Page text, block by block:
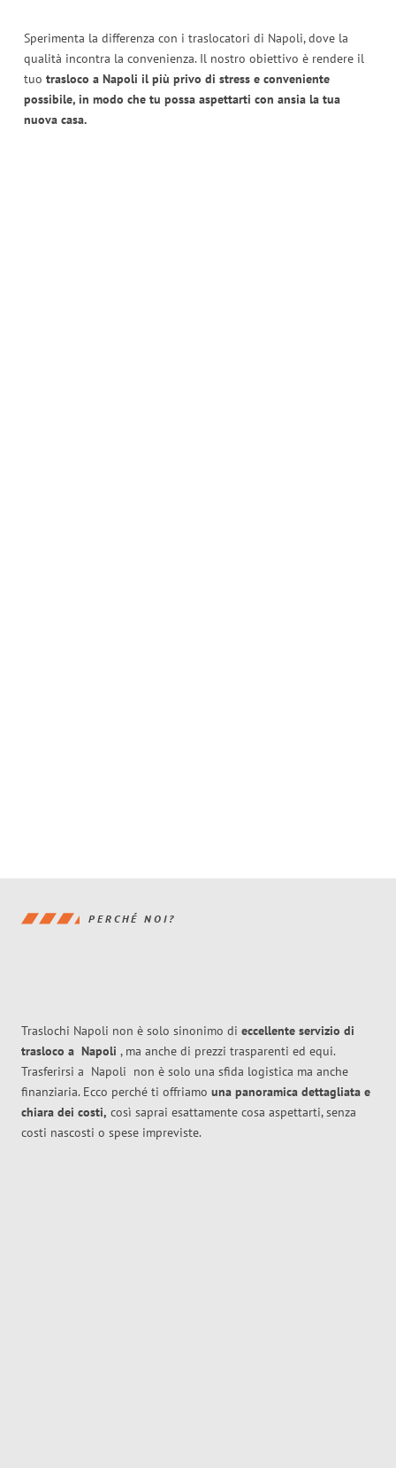
Sperimenta la differenza con i traslocatori di Napoli, dove la
qualità incontra la convenienza. Il nostro obiettivo è rendere il
tuo trasloco a Napoli il più privo di stress e conveniente
possibile, in modo che tu possa aspettarti con ansia la tua
nuova casa.
PERCHÉ NOI?
Traslochi Napoli non è solo sinonimo di eccellente servizio di
trasloco a Napoli , ma anche di prezzi trasparenti ed equi.
Trasferirsi a Napoli non è solo una sfida logistica ma anche
finanziaria. Ecco perché ti offriamo una panoramica dettagliata e
chiara dei costi, così saprai esattamente cosa aspettarti, senza
costi nascosti o spese impreviste.